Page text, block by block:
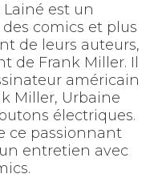
est un
comics et plus
de leurs auteurs,
de Frank Miller. Il
américain
Miller, Urbaine
électriques.
ce passionnant
entretien avec